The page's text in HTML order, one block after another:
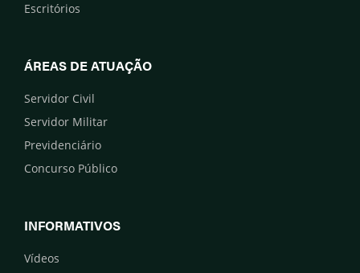
Escritórios
ÁREAS DE ATUAÇÃO
Servidor Civil
Servidor Militar
Previdenciário
Concurso Público
INFORMATIVOS
Vídeos